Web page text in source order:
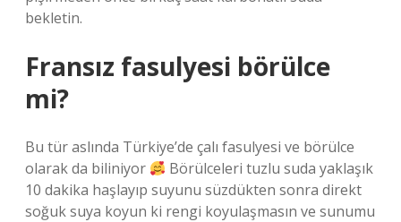
bekletin.
Fransız fasulyesi börülce
mi?
Bu tür aslında Türkiye’de çalı fasulyesi ve börülce
olarak da biliniyor
Börülceleri tuzlu suda yaklaşık
10 dakika haşlayıp suyunu süzdükten sonra direkt
soğuk suya koyun ki rengi koyulaşmasın ve sunumu